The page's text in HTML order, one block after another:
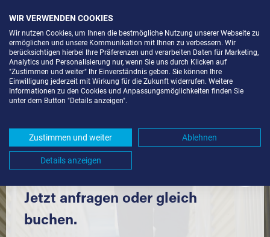
SELF STORAGE IN PFINZTAL (76327)
Komfortabel einlagern mit Extraraum
Jetzt anfragen oder gleich
buchen.
WIR VERWENDEN COOKIES
Wir nutzen Cookies, um Ihnen die bestmögliche Nutzung unserer Webseite zu
ermöglichen und unsere Kommunikation mit Ihnen zu verbessern. Wir
berücksichtigen hierbei Ihre Präferenzen und verarbeiten Daten für Marketing,
Analytics und Personalisierung nur, wenn Sie uns durch Klicken auf
"Zustimmen und weiter" Ihr Einverständnis geben. Sie können Ihre
Einwilligung jederzeit mit Wirkung für die Zukunft widerrufen. Weitere
Informationen zu den Cookies und Anpassungsmöglichkeiten finden Sie
unter dem Button "Details anzeigen".
Zustimmen und weiter Ablehnen
Details anzeigen